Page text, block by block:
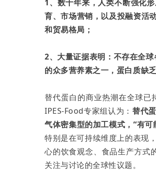
1、数十年来，人类不断强化
育、市场营销，以及投融资活
和贸易格局；
2、大量证据表明：不存在全
的众多营养素之一，蛋白质缺
替代蛋白的商业热潮在全球
IPES-Food专家组认为： 替代
气体密集型的加工模式，“有可
特别是在可持续维度上的表现
心的饮食观念、食品生产方式
关注与讨论的全球性议题。